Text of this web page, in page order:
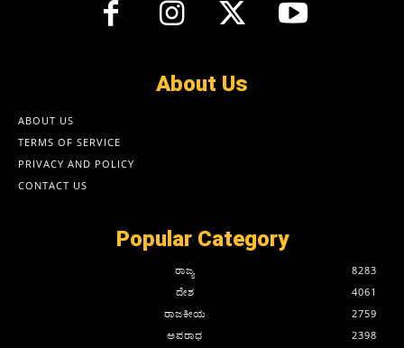
About Us
ABOUT US
TERMS OF SERVICE
PRIVACY AND POLICY
CONTACT US
Popular Category
ರಾಜ್ಯ
8283
ದೇಶ
4061
ರಾಜಕೀಯ
2759
ಅಪರಾಧ
2398